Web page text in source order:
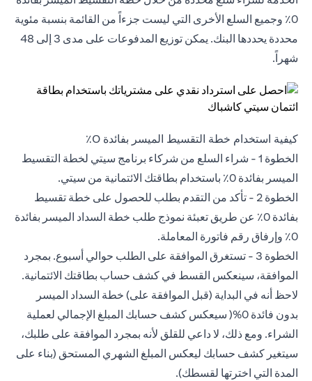
0٪ وجميع السلع الأخرى التي ليست جزءاً من القائمة بنسبة مئوية
محددة يحددها البنك. يمكن توزيع المدفوعات على مدى 3 إلى 48
شهراً.
كيفية استخدام خطة التقسيط الميسر بفائدة 0٪
الخطوة 1 - شراء السلع من شركاء برنامج سيتي لخطة التقسيط
الميسر بفائدة 0٪ باستخدام بطاقتك الائتمانية من سيتي.
الخطوة 2 - تأكد من التقدم بطلب للحصول على خطة
‎تقسيط
بفائدة 0٪
عن طريق تعبئة نموذج طلب خطة السداد الميسر بفائدة
0٪ وإرفاق رقم فاتورة المعاملة.
الخطوة 3 - تستغرق الموافقة على الطلب حوالي أسبوع. بمجرد
الموافقة، سينعكس القسط في كشف حساب بطاقتك الائتمانية.
لاحظ أنه في البداية (قبل الموافقة على) خطة السداد الميسر
بدون فائدة 0%( سيعكس كشف حسابك المبلغ الإجمالي لعملية
الشراء. ومع ذلك، لا داعي للقلق لأنه بمجرد الموافقة على طلبك،
سيتغير كشف حسابك ليعكس المبلغ الشهري المستحق (بناء على
المدة التي اخترتها لقسطك).